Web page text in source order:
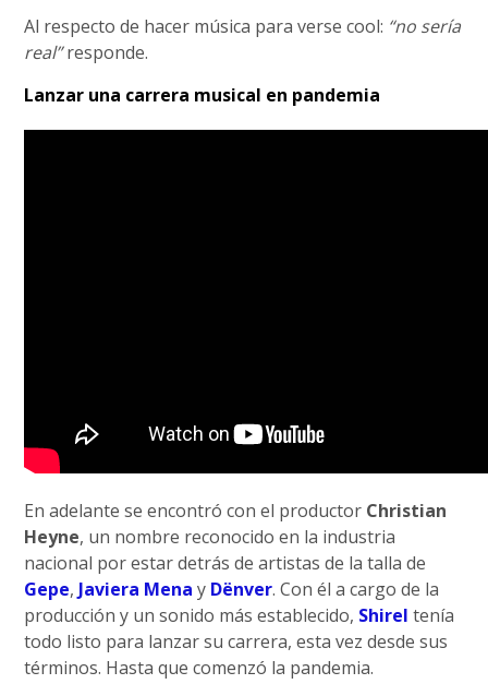
Al respecto de hacer música para verse cool: “no sería
real”responde.
Lanzar una carrera musical en pandemia
En adelante se encontró con el productor Christian
Heyne, un nombre reconocido en la industria
nacional por estar detrás de artistas de la talla de
Gepe, Javiera Mena y Dënver. Con él a cargo de la
producción y un sonido más establecido, Shirel tenía
todo listo para lanzar su carrera, esta vez desde sus
términos. Hasta que comenzó la pandemia.